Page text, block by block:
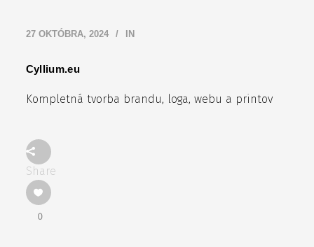
27 OKTÓBRA, 2024 IN
Cyllium.eu
Kompletná tvorba brandu, loga, webu a printov
Share
0